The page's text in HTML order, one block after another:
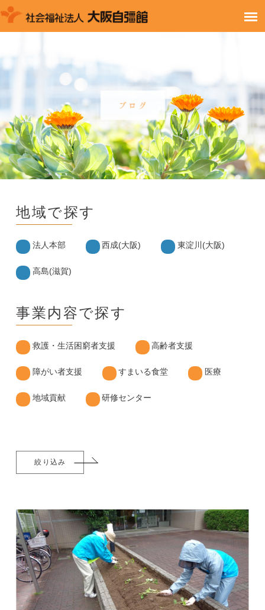
地域で探す
法人本部 西成(大阪) 東淀川(大阪)
高島(滋賀)
事業内容で探す
救護・生活困窮者支援 高齢者支援
障がい者支援 すまいる食堂 医療
地域貢献 研修センター
絞り込み